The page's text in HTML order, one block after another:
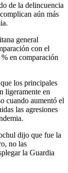
de la delincuencia
aún más
general
con el
en comparación
los principales
ligeramente en
cuando aumentó el
las agresiones
dijo que fue la
no las
la Guardia